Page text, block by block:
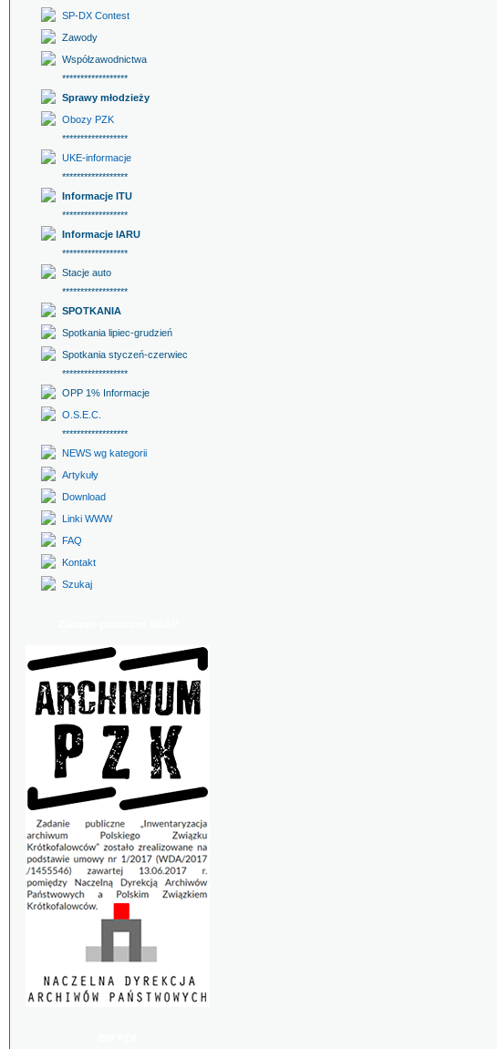
SP-DX Contest
Zawody
Współzawodnictwa
******************
Sprawy młodzieży
Obozy PZK
******************
UKE-informacje
******************
Informacje ITU
******************
Informacje IARU
******************
Stacje auto
******************
SPOTKANIA
Spotkania lipiec-grudzień
Spotkania styczeń-czerwiec
******************
OPP 1% Informacje
O.S.E.C.
******************
NEWS wg kategorii
Artykuły
Download
Linki WWW
FAQ
Kontakt
Szukaj